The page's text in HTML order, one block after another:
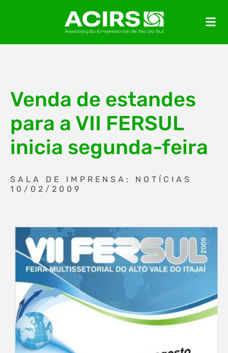
Venda de estandes
para a VII FERSUL
inicia segunda-feira
SALA DE IMPRENSA: NOTÍCIAS
10/02/2009